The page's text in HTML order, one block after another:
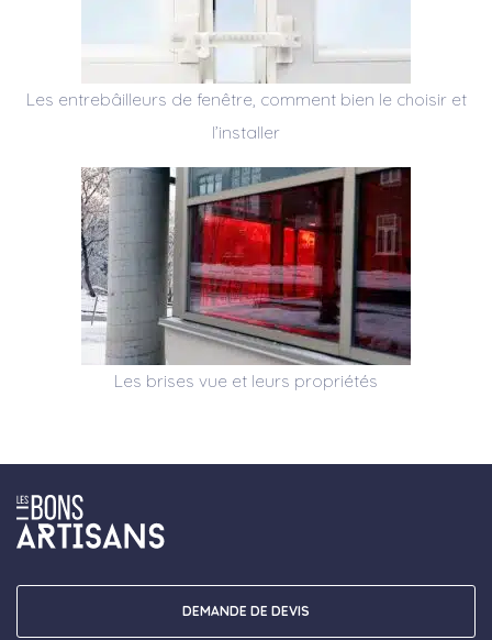
Les entrebâilleurs de fenêtre, comment bien le choisir et
l’installer
Les brises vue et leurs propriétés
DEMANDE DE DEVIS